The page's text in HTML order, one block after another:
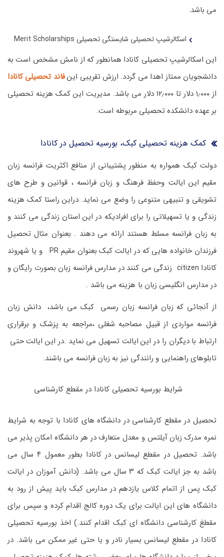
می باشد.
اسکالرشیپ تحصیلی شایستگی تحصیلی Merit Scholarships
این اسکالرشیپ تحصیلی کانادا همانطور که از نامش مشخص است به
دانشجویان ممتاز اهدا می گردد. ارزش تقریبی اینفاند تحصیلی کانادا
از ۱٫۰۰۰ دلار تا ۱۲٫۰۰۰ دلار می باشد. مدیریت این کمک هزینه تحصیلی
بر عهده دانشکده تحصیلی مربوطه است.
کمک هزینه تحصیلی کبک، بورسیه تحصیل در کانادا
دولت کبک همواره به منظور پشتیبانی از منافع اکثریت فرانسه زبان
مقیم این ایالت وحفظ فرهنگ و زبان فرانسه ، قوانین و طرح های
تشویقی و تنبیهی متنوعی را وضع می نماید. دراین راستا کمک هزینه
زندگی و یا تسهیلاتی را برای افرادیکه در این استان زندگی می کنند و
به زبان فرانسه مسلط هستند ارائه می دهند . بعنوان مثال تحصیل
فرزندان خانواده هایی که در ایالت کبک بعنوان مقیم PR و یا شهروند
کانادا citizen زندگی می کنند در مدارس فرانسه زبان بصورت رایگان و
در مدارس انگلیسی زبان با هزینه می باشد .
از آنجائی که زبان فرانسه زبان رسمی کبک می باشد، دانش زبان
فرانسه مواردی از قبیل مصاحبه شغلی ،مراجعه به پزشک و برقراری
ارتباط با دیگران را در این ایالت تسهیل می نماید .در این ایالت حتی
تابلوهای راهنمایی و رانندگی نیز به زبان فرانسه می باشند.
شرایط بورسیه تحصیلی کانادا در مقطع کارشناسی
تحصیل در مقطع کارشناسی در دانشگاه های کانادا با توجه به شرایط
نمره مدرک زبان آیلتس و معدل متعارف در هر دانشگاه امکان پذیر می
باشد. تحصیل در مقطع لیسانس در کانادا بطور معمول ۴ سال می
باشد به جز ایالت کبک که ۳ سال می باشد. (دانش آموزان در ایالت
کبک پس از اتمام کلاس یازدهم در مدارس کبک باید پیش از رود به
دانشگاه های این ایالت برای یک دوره کالج اقدام کرده و سپس برای
مقطغ کارشناسی دانشگاه ای کبک اقدام کنند.) اخذ بورسیه تحصیلی
کانادا در مقطع لیسانس بسیار نادر و یا حتی غیر ممکن می باشد. در